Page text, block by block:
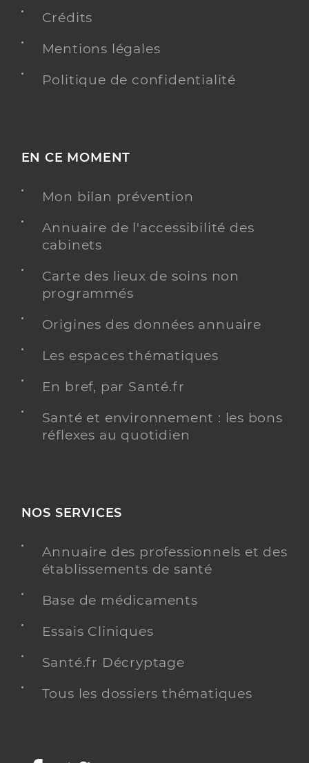
Crédits
Mentions légales
Politique de confidentialité
EN CE MOMENT
Mon bilan prévention
Annuaire de l'accessibilité des
cabinets
Carte des lieux de soins non
programmés
Origines des données annuaire
Les espaces thématiques
En bref, par Santé.fr
Santé et environnement : les bons
réflexes au quotidien
NOS SERVICES
Annuaire des professionnels et des
établissements de santé
Base de médicaments
Essais Cliniques
Santé.fr Décryptage
Tous les dossiers thématiques